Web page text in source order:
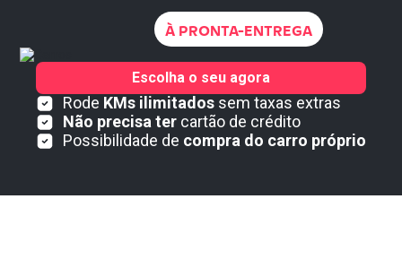
À PRONTA-ENTREGA
Rode KMs ilimitados sem taxas extras
Não precisa ter cartão de crédito
Possibilidade de compra do carro próprio
Escolha o seu agora